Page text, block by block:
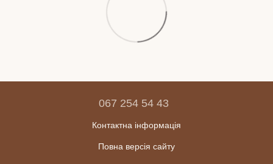
067 254 54 43
Контактна інформація
Повна версія сайту